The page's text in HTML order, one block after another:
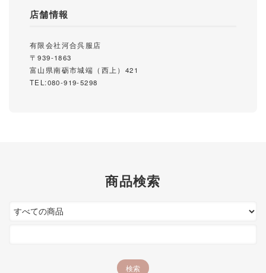
商品検索
店舗情報
有限会社河合呉服店
〒939-1863
富山県南砺市城端（西上）421
TEL:080-919-5298